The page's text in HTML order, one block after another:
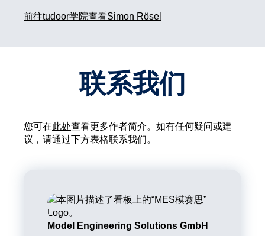
前往tudoor学院查看Simon Rösel
联系我们
您可在此处查看更多作者简介。如有任何疑问或建
议，请通过下方表格联系我们。
Model Engineering Solutions GmbH